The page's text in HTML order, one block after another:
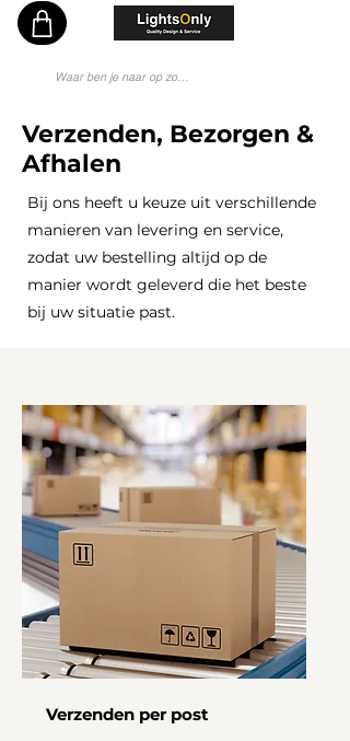
Verzenden, Bezorgen &
Afhalen
Bij ons heeft u keuze uit verschillende
manieren van levering en service,
zodat uw bestelling altijd op de
manier wordt geleverd die het beste
bij uw situatie past.
Verzenden per post